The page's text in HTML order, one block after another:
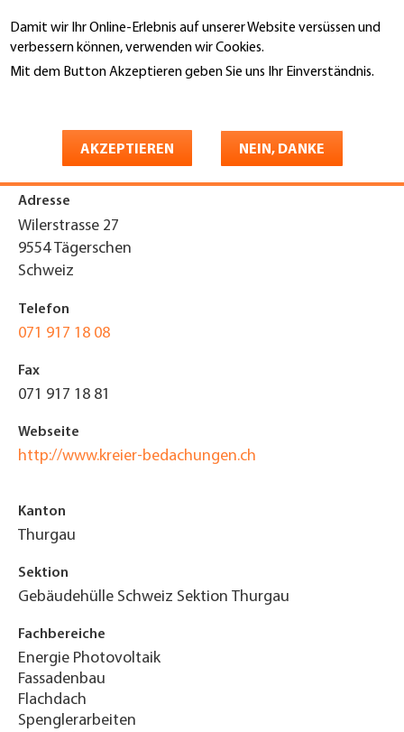
Damit wir Ihr Online-Erlebnis auf unserer Website versüssen und
verbessern können, verwenden wir Cookies.
Mit dem Button Akzeptieren geben Sie uns Ihr Einverständnis.
AKZEPTIEREN NEIN, DANKE
zum
Inhalt
Kreier Dach und Wand AG
Adresse
Wilerstrasse 27
9554 Tägerschen
Schweiz
Telefon
071 917 18 08
Fax
071 917 18 81
Webseite
http://www.kreier-bedachungen.ch
Kanton
Thurgau
Sektion
Gebäudehülle Schweiz Sektion Thurgau
Fachbereiche
Energie Photovoltaik
Fassadenbau
Flachdach
Spenglerarbeiten